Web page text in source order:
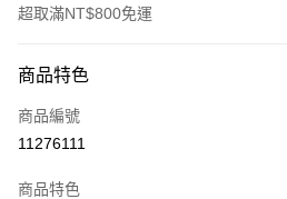
超取滿NT$800免運
信用卡一次付款
超商取貨付款
商品特色
商品編號
11276111
商品特色